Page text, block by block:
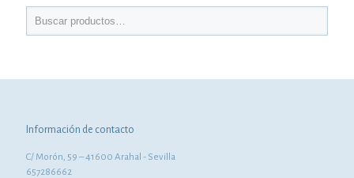
Información de contacto
C/ Morón, 59 – 41600 Arahal - Sevilla
657286662